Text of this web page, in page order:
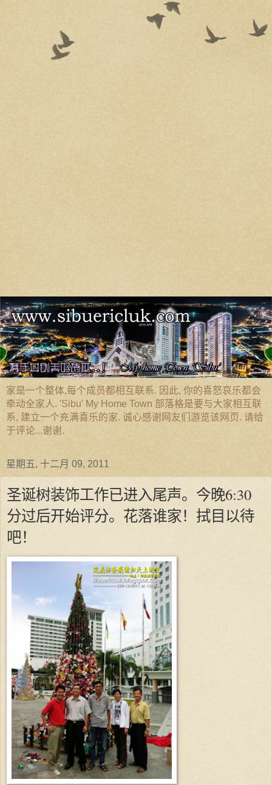
家是一个整体,每个成员都相互联系. 因此, 你的喜怒哀乐都会
牵动全家人. 'Sibu' My Home Town 部落格是要与大家相互联
系, 建立一个充满喜乐的家. 诚心感谢网友们游览该网页. 请给
于评论...谢谢.
星期五, 十二月 09, 2011
圣诞树装饰工作已进入尾声。今晚6:30
分过后开始评分。花落谁家！拭目以待
吧！